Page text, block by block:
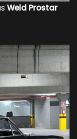
Weld Prostar